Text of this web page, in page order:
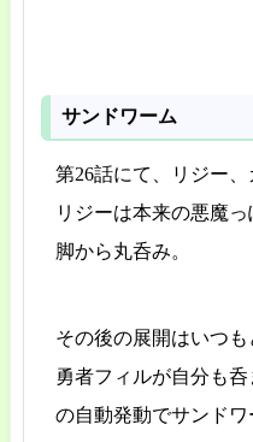
サンドワーム
第26話にて、リジー、
リジーは本来の悪魔
脚から丸呑み。
その後の展開はいつも
勇者フィルが自分も
の自動発動でサンドワ